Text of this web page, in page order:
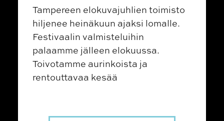
Tampereen elokuvajuhlien toimisto
hiljenee heinäkuun ajaksi lomalle.
Festivaalin valmisteluihin
palaamme jälleen elokuussa.
Toivotamme aurinkoista ja
rentouttavaa kesää